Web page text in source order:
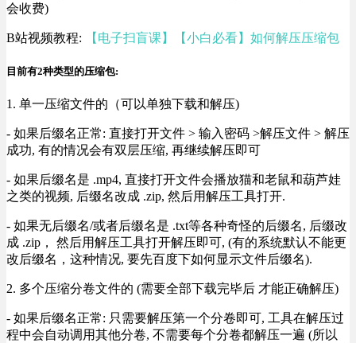
会收费)
B站视频教程: 【电子扫盲课】【小白必看】如何解压压缩包
目前有2种类型的压缩包:
1. 单一压缩文件的（可以单独下载和解压)
- 如果后缀名正常: 直接打开文件 > 输入密码 >解压文件 > 解压
成功, 有的情况会有双层压缩, 再继续解压即可
- 如果后缀名是 .mp4, 直接打开文件会播放猫和老鼠和葫芦娃
之类的视频, 后缀名改成 .zip, 然后用解压工具打开.
- 如果无后缀名/或者后缀名是 .txt等各种奇怪的后缀名, 后缀改
成 .zip， 然后用解压工具打开解压即可, (有的系统默认不能更
改后缀名，这种情况, 要先百度下如何显示文件后缀名).
2. 多个压缩分卷文件的 (需要全部下载完毕后 才能正确解压)
- 如果后缀名正常: 只需要解压第一个分卷即可, 工具在解压过
程中会自动调用其他分卷, 不需要每个分卷都解压一遍 (所以